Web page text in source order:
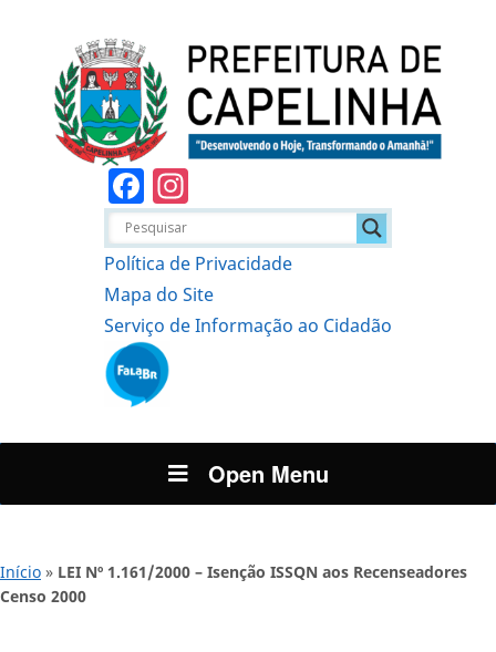
Facebook
Política de Privacidade
Mapa do Site
Serviço de Informação ao Cidadão
Open Menu
Início » LEI Nº 1.161/2000 – Isenção ISSQN aos Recenseadores
Censo 2000